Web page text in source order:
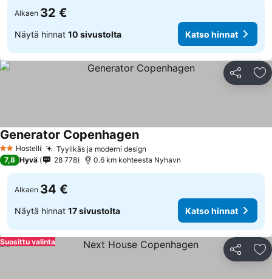
Alkaen 32 €
Näytä hinnat 10 sivustolta Katso hinnat
Jaa
2 Tähtiluokitus
Hostelli Tyylikäs ja moderni design
Generator Copenhagen
7,8 Hyvä 28 778 0.6 km kohteesta Nyhavn
Alkaen 34 €
Näytä hinnat 17 sivustolta Katso hinnat
Jaa
Suosittu valinta